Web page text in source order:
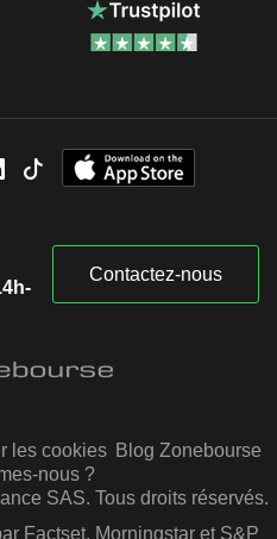
Contactez-nous
les cookies Blog Zonebourse
nous ?
SAS. Tous droits réservés.
Factset, Morningstar et S&P